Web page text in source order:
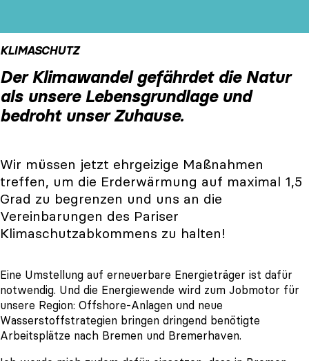
KLIMASCHUTZ
Der Klimawandel gefährdet die Natur
als unsere Lebensgrundlage und
bedroht unser Zuhause.
Wir müssen jetzt ehrgeizige Maßnahmen
treffen, um die Erderwärmung auf maximal 1,5
Grad zu begrenzen und uns an die
Vereinbarungen des Pariser
Klimaschutzabkommens zu halten!
Eine Umstellung auf erneuerbare Energieträger ist dafür
notwendig. Und die Energiewende wird zum Jobmotor für
unsere Region: Offshore-Anlagen und neue
Wasserstoffstrategien bringen dringend benötigte
Arbeitsplätze nach Bremen und Bremerhaven.